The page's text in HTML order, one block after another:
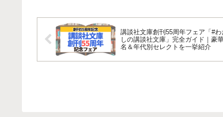
講談社文庫創刊55周年フェア「#わ
しの講談社文庫」完全ガイド｜豪
名＆年代別セレクトを一挙紹介